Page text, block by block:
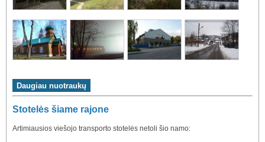
Stotelės šiame rajone
Artimiausios viešojo transporto stotelės netoli šio namo: